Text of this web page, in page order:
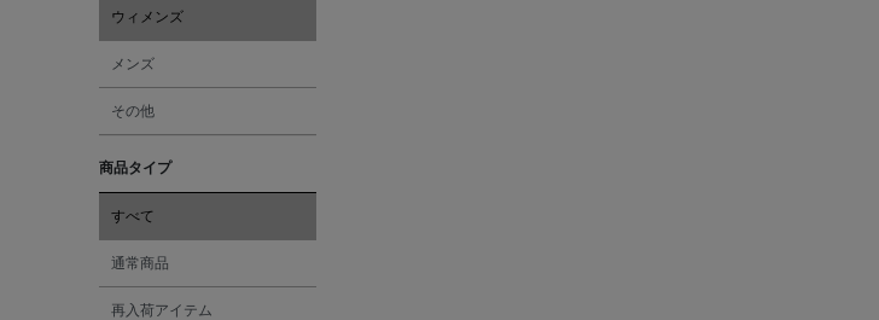
ウィメンズ
メンズ
その他
商品タイプ
すべて
通常商品
再入荷アイテム